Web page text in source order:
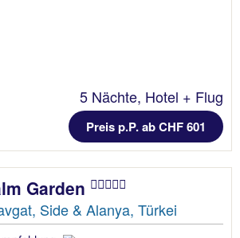
5 Nächte, Hotel + Flug
Preis p.P. ab CHF 601
Garden
Side & Alanya, Türkei